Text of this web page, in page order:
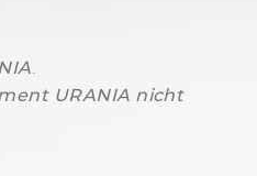
.
URANIA nicht